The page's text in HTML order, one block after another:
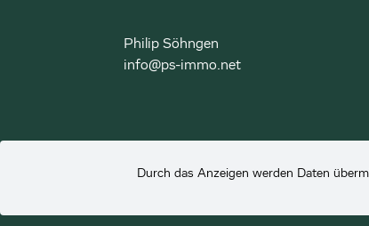
Philip Söhngen
info@ps-immo.net